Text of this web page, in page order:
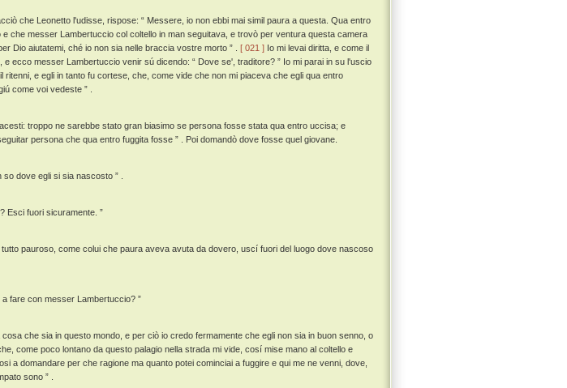
che Leonetto l'udisse, rispose: “ Messere, io non ebbi mai simil paura a questa. Qua entro
che messer Lambertuccio col coltello in man seguitava, e trovò per ventura questa camera
Dio aiutatemi, ché io non sia nelle braccia vostre morto ” . [ 021 ] Io mi levai diritta, e come il
ecco messer Lambertuccio venir sú dicendo: “ Dove se', traditore? ” Io mi parai in su l'uscio
ritenni, e egli in tanto fu cortese, che, come vide che non mi piaceva che egli qua entro
come voi vedeste ” .
troppo ne sarebbe stato gran biasimo se persona fosse stata qua entro uccisa; e
persona che qua entro fuggita fosse ” . Poi domandò dove fosse quel giovane.
dove egli si sia nascosto ” .
Esci fuori sicuramente. ”
pauroso, come colui che paura aveva avuta da dovero, uscí fuori del luogo dove nascoso
fare con messer Lambertuccio? ”
che sia in questo mondo, e per ciò io credo fermamente che egli non sia in buon senno, o
come poco lontano da questo palagio nella strada mi vide, cosí mise mano al coltello e
a domandare per che ragione ma quanto potei cominciai a fuggire e qui me ne venni, dove,
sono ” .